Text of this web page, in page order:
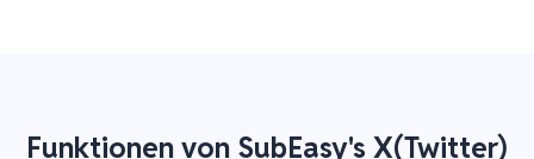
Funktionen von SubEasy's X(Twitter)